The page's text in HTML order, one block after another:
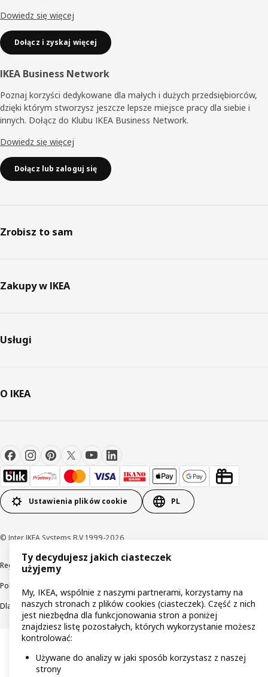
Dowiedz się więcej
Dołącz i zyskaj więcej
IKEA Business Network
Poznaj korzyści dedykowane dla małych i dużych przedsiębiorców,
dzięki którym stworzysz jeszcze lepsze miejsce pracy dla siebie i
innych. Dołącz do Klubu IKEA Business Network.
Dowiedz się więcej
Dołącz lub zaloguj się
Zrobisz to sam
Zakupy w IKEA
Usługi
O IKEA
Ustawienia plików cookie PL
© Inter IKEA Systems B.V 1999-2026
RegulaminyPolityka prywatności
Polityka odpowiedzialnego ujawniania informacji
Dla akcjonariuszy IKEA Distribution
Ty decydujesz jakich ciasteczek
użyjemy
My, IKEA, wspólnie z naszymi partnerami, korzystamy na
naszych stronach z plików cookies (ciasteczek). Część z nich
jest niezbędna dla funkcjonowania stron a poniżej
znajdziesz listę pozostałych, których wykorzystanie możesz
kontrolować:
Używane do analizy w jaki sposób korzystasz z naszej
strony